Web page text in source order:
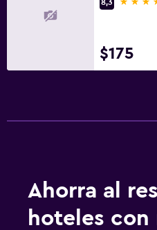
8,3
$175
Ahorra al
hoteles